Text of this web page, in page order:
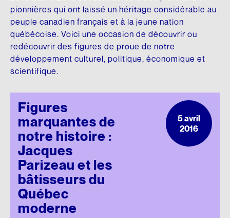
Conseil d’administration
Comité scientifique
Membres honoraires
Communiqués
Rapports annuels
Logo et guide de normes
UN RICHE HÉRITAGE
Histoire de la Fondation
Bibliothèque
HISTOIRE DU QUÉBEC
Mémoires et thèses
Répertoire de films
Commémorations
LANGUE FRANÇAISE
Charte de la langue française
La question linguistique au Québec
Matériel pédagogique
SON ŒUVRE
Brochures
Écrits personnels
Fiction
Histoire
Traductions
SA BIBLIOTHÈQUE
Livres
Brochures
NOUS SUIVRE
Facebook
Instagram
LinkedIn
INFOLETTRE
Premier don majeur en culture
REMERCIEMENTS
Donateurs et donatrices
Dons des députés
FAITES UN DON EN LIGNE
pionnières qui ont laissé un héritage considérable au
peuple canadien français et à la jeune nation
québécoise. Voici une occasion de découvrir ou
redécouvrir des figures de proue de notre
développement culturel, politique, économique et
scientifique.
Figures
marquantes de
notre histoire :
Jacques
Parizeau et les
bâtisseurs du
Québec
moderne
5 avril
2016